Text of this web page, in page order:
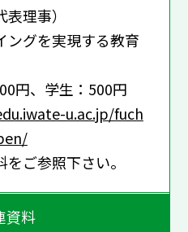
理事）
グを実現する教育
円、学生：500円
u.ac.jp/fuch
をご参照下さい。
資料